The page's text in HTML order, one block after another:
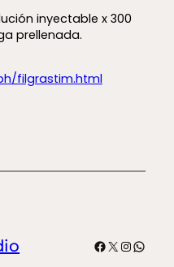
inyectable x 300
prellenada.
filgrastim.html
Facebook
X